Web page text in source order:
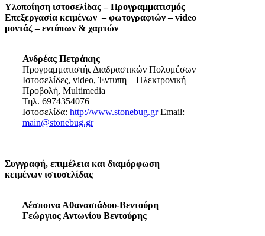
Υλοποίηση ιστοσελίδας – Προγραμματισμός
Επεξεργασία κειμένων – φωτογραφιών – video
μοντάζ – εντύπων & χαρτών
Ανδρέας Πετράκης
Προγραμματιστής Διαδραστικών Πολυμέσων
Ιστοσελίδες, video, Έντυπη – Ηλεκτρονική
Προβολή, Multimedia
Τηλ. 6974354076
Ιστοσελίδα: http://www.stonebug.grEmail:
main@stonebug.gr
Συγγραφή, επιμέλεια και διαμόρφωση
κειμένων ιστοσελίδας
Δέσποινα Αθανασιάδου-Βεντούρη
Γεώργιος Αντωνίου Βεντούρης